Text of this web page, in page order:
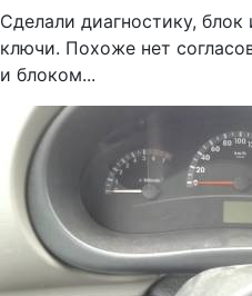
Сделали диагностику,
ключи. Похоже нет
и блоком...